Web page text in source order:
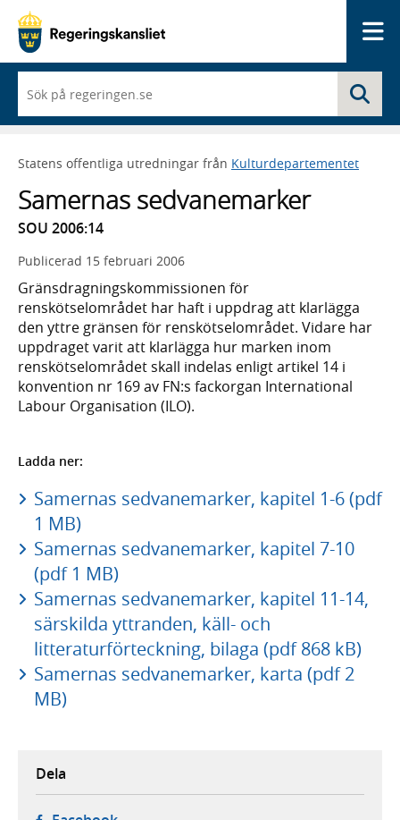
du
börjar
skriva
framträder
lista
med
sökförslag
Statens offentliga utredningar från Kulturdepartementet
Samernas sedvanemarker
SOU 2006:14
Publicerad 15 februari 2006
Gränsdragningskommissionen för
renskötselområdet har haft i uppdrag att klarlägga
den yttre gränsen för renskötselområdet. Vidare har
uppdraget varit att klarlägga hur marken inom
renskötselområdet skall indelas enligt artikel 14 i
konvention nr 169 av FN:s fackorgan International
Labour Organisation (ILO).
Ladda ner:
Samernas sedvanemarker, kapitel 1-6 (pdf
1 MB)
Samernas sedvanemarker, kapitel 7-10
(pdf 1 MB)
Samernas sedvanemarker, kapitel 11-14,
särskilda yttranden, käll- och
litteraturförteckning, bilaga (pdf 868 kB)
Samernas sedvanemarker, karta (pdf 2
MB)
Dela